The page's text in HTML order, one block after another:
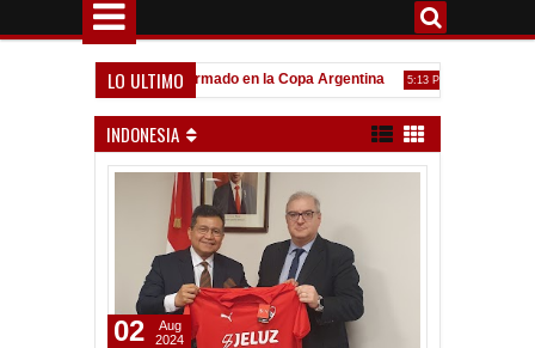
LO ULTIMO
Todo confirmado en la Copa Argentina 5:13 PM Goleada
INDONESIA
02
Aug
2024